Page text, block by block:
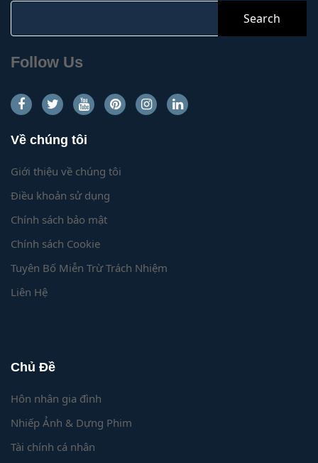
Search
Follow Us
Về chúng tôi
Giới thiệu về chúng tôi
Điều khoản sử dụng
Chính sách bảo mật
Chính sách Cookie
Tuyên Bố Miễn Trừ Trách Nhiệm
Liên Hệ
Chủ Đề
Hôn nhân gia đình
Nhiếp Ảnh & Dựng Phim
Tài chính cá nhân